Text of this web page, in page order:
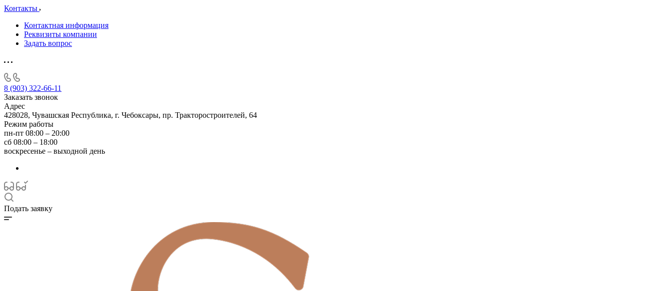
Контакты
Контактная информация
Реквизиты компании
Задать вопрос
8 (903) 322-66-11
Заказать звонок
Адрес
428028, Чувашская Республика, г. Чебоксары, пр. Тракторостроителей, 64
Режим работы
пн-пт 08:00 – 20:00
сб 08:00 – 18:00
воскресенье – выходной день
Подать заявку